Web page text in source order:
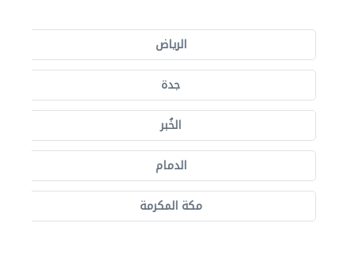
الرياض
جدة
الخُبر
الدمام
مكة المكرمة